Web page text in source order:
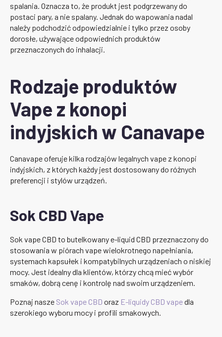
spalania. Oznacza to, że produkt jest podgrzewany do
postaci pary, a nie spalany. Jednak do wapowania nadal
należy podchodzić odpowiedzialnie i tylko przez osoby
dorosłe, używające odpowiednich produktów
przeznaczonych do inhalacji.
Rodzaje produktów
Vape z konopi
indyjskich w Canavape
Canavape oferuje kilka rodzajów legalnych vape z konopi
indyjskich, z których każdy jest dostosowany do różnych
preferencji i stylów urządzeń.
Sok CBD Vape
Sok vape CBD to butelkowany e-liquid CBD przeznaczony do
stosowania w piórach vape wielokrotnego napełniania,
systemach kapsułek i kompatybilnych urządzeniach o niskiej
mocy. Jest idealny dla klientów, którzy chcą mieć wybór
smaków, dobrą cenę i kontrolę nad swoim urządzeniem.
Poznaj nasze Sok vape CBD oraz E-liquidy CBD vapedla
szerokiego wyboru mocy i profili smakowych.